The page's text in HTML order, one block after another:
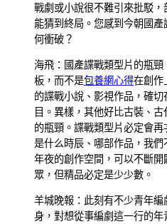
戰劇或小說很不難引來批駁
能猜到終局。您感到今朝國
何衝破？
海飛：國產諜戰類型片的瓶
板，而不是包養網心得在創作
的諜戰小說、影視作品，確
目。異樣，其他好比古裝、
的瓶頸。諜戰類型片必定會
是什么時辰、哪部作品，我
年夜的創作空間，可以不斷
眾，但精品必定是少少數。
羊城晚報：此刻有不少青年
身，對想從事編劇這一行的年